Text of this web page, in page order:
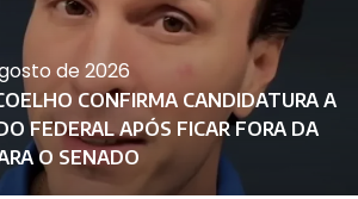
de 2026
CONFIRMA CANDIDATURA A
FEDERAL APÓS FICAR FORA DA
O SENADO